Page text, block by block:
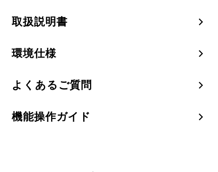
取扱説明書
環境仕様
よくあるご質問
機能操作ガイド